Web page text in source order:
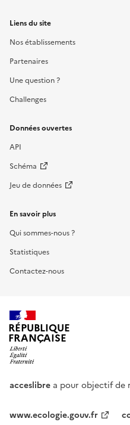
Liens du site
Nos établissements
Partenaires
Une question ?
Challenges
Données ouvertes
API
Schéma
Jeu de données
En savoir plus
Qui sommes-nous ?
Statistiques
Contactez-nous
RÉPUBLIQUE
FRANÇAISE
acceslibre a pour objectif de
www.ecologie.gouv.fr